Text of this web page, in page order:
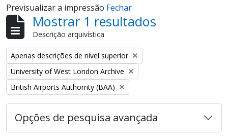
Previsualizar a impressão Fechar
Mostrar 1 resultados
Descrição arquivística
Remove filter:
Apenas descrições de nível superior
Remove filter:
University of West London Archive
Remove filter:
British Airports Authorrity (BAA)
Opções de pesquisa avançada